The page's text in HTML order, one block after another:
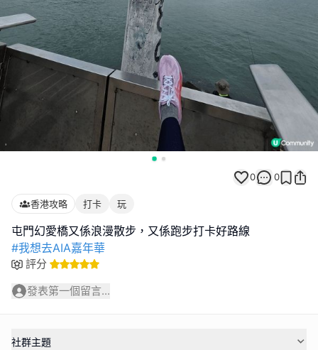
0 0
香港攻略 打卡 玩
#我想去AIA嘉年華
評分
發表第一個留言...
社群主題